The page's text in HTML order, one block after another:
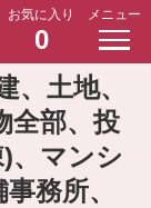
お気に入り
0
メニュー
土地、
全部、投
、マンシ
務所、